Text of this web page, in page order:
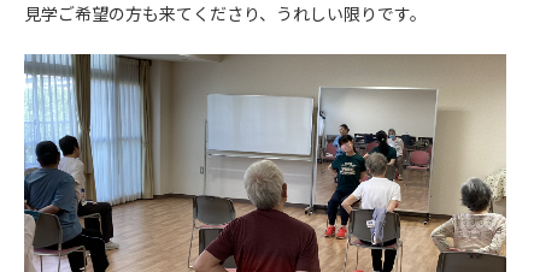
見学ご希望の方も来てくださり、うれしい限りです。